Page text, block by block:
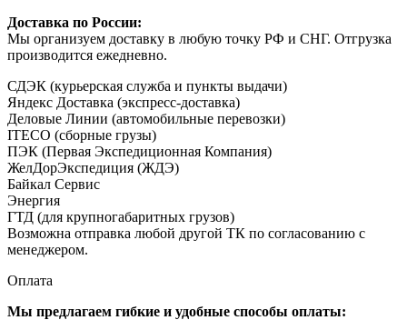
Доставка по России:
Мы организуем доставку в любую точку РФ и СНГ. Отгрузка
производится ежедневно.
СДЭК (курьерская служба и пункты выдачи)
Яндекс Доставка (экспресс-доставка)
Деловые Линии (автомобильные перевозки)
ITECO (сборные грузы)
ПЭК (Первая Экспедиционная Компания)
ЖелДорЭкспедиция (ЖДЭ)
Байкал Сервис
Энергия
ГТД (для крупногабаритных грузов)
Возможна отправка любой другой ТК по согласованию с
менеджером.
Оплата
Мы предлагаем гибкие и удобные способы оплаты: